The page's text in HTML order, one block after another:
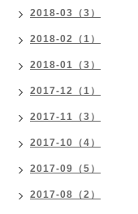
2018-03（3）
2018-02（1）
2018-01（3）
2017-12（1）
2017-11（3）
2017-10（4）
2017-09（5）
2017-08（2）